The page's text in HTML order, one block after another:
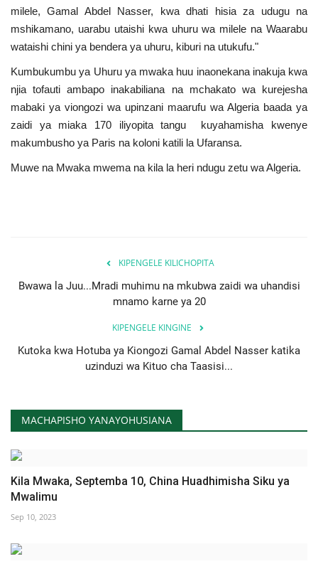
milele, Gamal Abdel Nasser, kwa dhati hisia za udugu na
mshikamano, uarabu utaishi kwa uhuru wa milele na Waarabu
wataishi chini ya bendera ya uhuru, kiburi na utukufu."
Kumbukumbu ya Uhuru ya mwaka huu inaonekana inakuja kwa
njia tofauti ambapo inakabiliana na mchakato wa kurejesha
mabaki ya viongozi wa upinzani maarufu wa Algeria baada ya
zaidi ya miaka 170 iliyopita tangu kuyahamisha kwenye
makumbusho ya Paris na koloni katili la Ufaransa.
Muwe na Mwaka mwema na kila la heri ndugu zetu wa Algeria.
KIPENGELE KILICHOPITA
Bwawa la Juu...Mradi muhimu na mkubwa zaidi wa uhandisi
mnamo karne ya 20
KIPENGELE KINGINE
Kutoka kwa Hotuba ya Kiongozi Gamal Abdel Nasser katika
uzinduzi wa Kituo cha Taasisi...
MACHAPISHO YANAYOHUSIANA
Kila Mwaka, Septemba 10, China Huadhimisha Siku ya
Mwalimu
Sep 10, 2023